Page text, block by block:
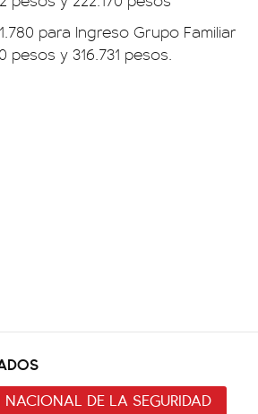
para Ingreso Grupo Familiar
pesos y 316.731 pesos.
DE LA SEGURIDAD